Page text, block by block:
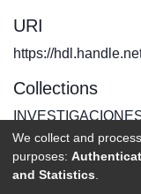
URI
https://
Collections
Full item page
We collect and
purposes:
and Statistics